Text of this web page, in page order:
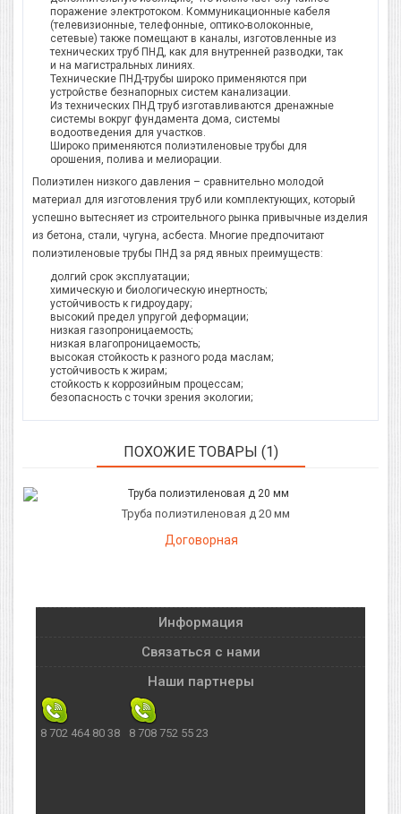
поражение электротоком. Коммуникационные кабеля
(телевизионные, телефонные, оптико-волоконные,
сетевые) также помещают в каналы, изготовленные из
технических труб ПНД, как для внутренней разводки, так
и на магистральных линиях.
Технические ПНД-трубы широко применяются при
устройстве безнапорных систем канализации.
Из технических ПНД труб изготавливаются дренажные
системы вокруг фундамента дома, системы
водоотведения для участков.
Широко применяются полиэтиленовые трубы для
орошения, полива и мелиорации.
Полиэтилен низкого давления – сравнительно молодой
материал для изготовления труб или комплектующих, который
успешно вытесняет из строительного рынка привычные изделия
из бетона, стали, чугуна, асбеста. Многие предпочитают
полиэтиленовые трубы ПНД за ряд явных преимуществ:
долгий срок эксплуатации;
химическую и биологическую инертность;
устойчивость к гидроудару;
высокий предел упругой деформации;
низкая газопроницаемость;
низкая влагопроницаемость;
высокая стойкость к разного рода маслам;
устойчивость к жирам;
стойкость к коррозийным процессам;
безопасность с точки зрения экологии;
ПОХОЖИЕ ТОВАРЫ (1)
Труба полиэтиленовая д 20 мм
Договорная
Информация
Связаться с нами
Наши партнеры
8 702 464 80 38 8 708 752 55 23